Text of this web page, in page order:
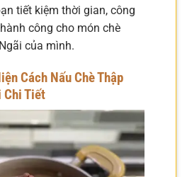
tiết kiệm thời gian, công
công cho món chè
của mình.
Cách Nấu Chè Thập
Chi Tiết